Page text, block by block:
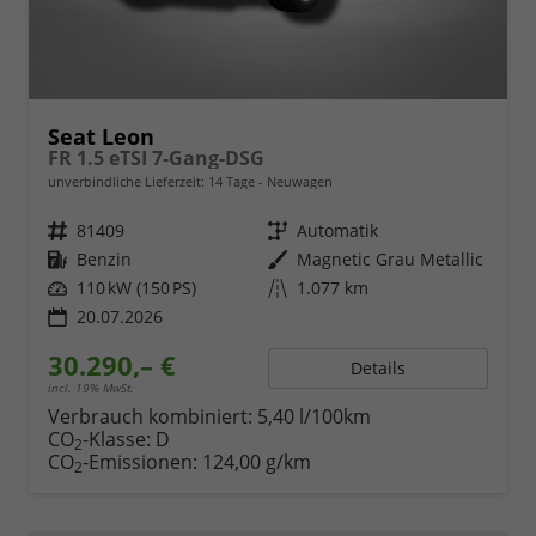
Seat Leon
FR 1.5 eTSI 7-Gang-DSG
unverbindliche Lieferzeit: 14 Tage Neuwagen
Fahrzeugnr. 81409 Getriebe Automatik
Kraftstoff Benzin Außenfarbe Magnetic Grau Metallic
Leistung 110 kW (150 PS) Kilometerstand 1.077 km
20.07.2026
30.290,– €
incl. 19% MwSt.
Details
Verbrauch kombiniert: 5,40 l/100km
CO2-Klasse: D
CO2-Emissionen: 124,00 g/km